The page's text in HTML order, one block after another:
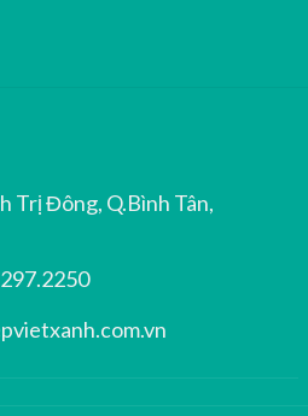
Trị Đông, Q.Bình Tân,